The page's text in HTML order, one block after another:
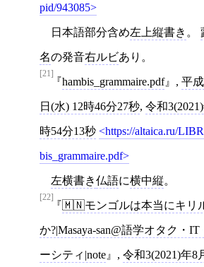
pid/943085
日本語部分含め左上縦書き 。
名の発音右ルビあり。
[21]
hambis_grammaire.pdf , 平
日(水) 12時46分27秒, 令和
時54分13秒 https://altaica.ru/
bis_grammaire.pdf
左横書き仏語に横中縦。
[22]
🇲🇳モンゴルは本当にキリ
か?|Masaya-san@語学オタク・
ーシティ|note , 令和3(2021)年8